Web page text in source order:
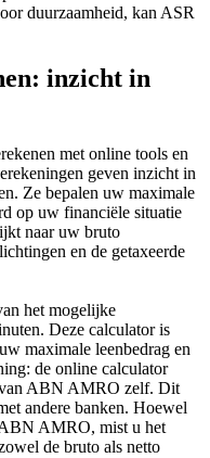
duurzaamheid, kan ASR
inzicht in
met online tools en
geven inzicht in
Ze bepalen uw maximale
op uw financiële situatie
naar uw bruto
en de getaxeerde
het mogelijke
Deze calculator is
maximale leenbedrag en
de online calculator
van ABN AMRO zelf. Dit
andere banken. Hoewel
ABN AMRO, mist u het
de bruto als netto